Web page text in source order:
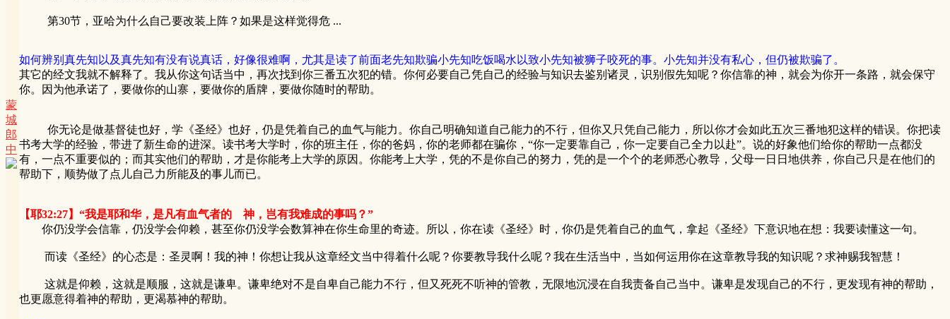
蒙
城
郎
中
第30节，亚哈为什么自己要改装上阵？如果是这样觉得危 ...
如何辨别真先知以及真先知有没有说真话，好像很难啊，尤其是读了前面老先知欺骗小先知吃饭喝水以致小先知被狮子咬死的事。小先知并没有私心，但仍被欺骗了。
其它的经文我就不解释了。我从你这句话当中，再次找到你三番五次犯的错。你何必要自己凭自己的经验与知识去鉴别诸灵，识别假先知呢？你信靠的神，就会为你开一条路，就会保守
你。因为他承诺了，要做你的山寨，要做你的盾牌，要做你随时的帮助。
你无论是做基督徒也好，学《圣经》也好，仍是凭着自己的血气与能力。你自己明确知道自己能力的不行，但你又只凭自己能力，所以你才会如此五次三番地犯这样的错误。你把读
书考大学的经验，带进了新生命的进深。读书考大学时，你的班主任，你的爸妈，你的老师都在骗你，“你一定要靠自己，你一定要自己全力以赴”。说的好象他们给你的帮助一点都没
有，一点不重要似的；而其实他们的帮助，才是你能考上大学的原因。你能考上大学，凭的不是你自己的努力，凭的是一个个的老师悉心教导，父母一日日地供养，你自己只是在他们的
帮助下，顺势做了点儿自己力所能及的事儿而已。
【耶32:27】“我是耶和华，是凡有血气者的 神，岂有我难成的事吗？”
你仍没学会信靠，仍没学会仰赖，甚至你仍没学会数算神在你生命里的奇迹。所以，你在读《圣经》时，你仍是凭着自己的血气，拿起《圣经》下意识地在想：我要读懂这一句。
而读《圣经》的心态是：圣灵啊！我的神！你想让我从这章经文当中得着什么呢？你要教导我什么呢？我在生活当中，当如何运用你在这章教导我的知识呢？求神赐我智慧！
这就是仰赖，这就是顺服，这就是谦卑。谦卑绝对不是自卑自己能力不行，但又死死不听神的管教，无限地沉浸在自我责备自己当中。谦卑是发现自己的不行，更发现有神的帮助，
也更愿意得着神的帮助，更渴慕神的帮助。